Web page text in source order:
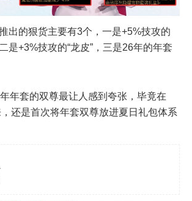
出的狠货主要有3个，一是+5%技攻的
是+3%技攻的“龙皮”，三是26年的年套
年套的双尊最让人感到夸张，毕竟在
还是首次将年套双尊放进夏日礼包体系